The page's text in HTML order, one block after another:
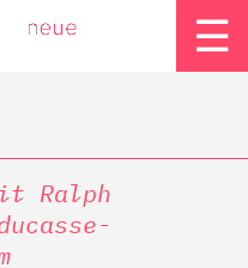
☰
Ralph